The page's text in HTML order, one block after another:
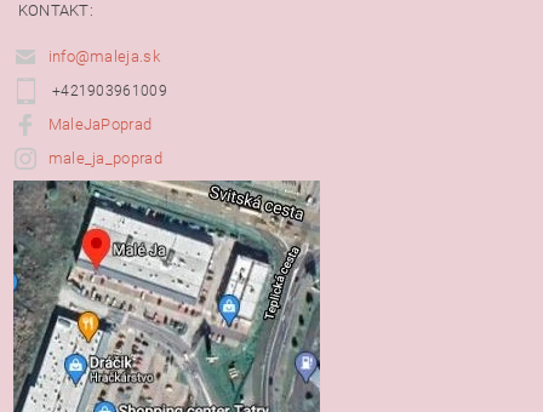
KONTAKT:
info@maleja.sk
+421903961009
MaleJaPoprad
male_ja_poprad